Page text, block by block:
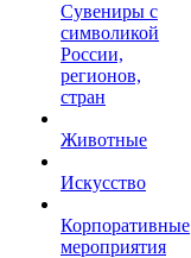
Сувениры с
символикой
России,
регионов,
стран
Животные
Искусство
Корпоративные
мероприятия